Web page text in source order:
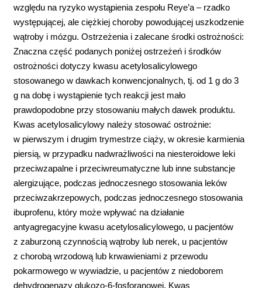
względu na ryzyko wystąpienia zespołu Reye’a – rzadko
występującej, ale ciężkiej choroby powodującej uszkodzenie
wątroby i mózgu. Ostrzeżenia i zalecane środki ostrożności:
Znaczna część podanych poniżej ostrzeżeń i środków
ostrożności dotyczy kwasu acetylosalicylowego
stosowanego w dawkach konwencjonalnych, tj. od 1 g do 3
g na dobę i wystąpienie tych reakcji jest mało
prawdopodobne przy stosowaniu małych dawek produktu.
Kwas acetylosalicylowy należy stosować ostrożnie:
w pierwszym i drugim trymestrze ciąży, w okresie karmienia
piersią, w przypadku nadwrażliwości na niesteroidowe leki
przeciwzapalne i przeciwreumatyczne lub inne substancje
alergizujące, podczas jednoczesnego stosowania leków
przeciwzakrzepowych, podczas jednoczesnego stosowania
ibuprofenu, który może wpływać na działanie
antyagregacyjne kwasu acetylosalicylowego, u pacjentów
z zaburzoną czynnością wątroby lub nerek, u pacjentów
z chorobą wrzodową lub krwawieniami z przewodu
pokarmowego w wywiadzie, u pacjentów z niedoborem
dehydrogenazy glukozo-6-fosforanowej. Kwas